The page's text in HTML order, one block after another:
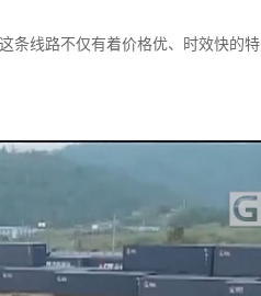
条线路不仅有着价格优、时效快的特